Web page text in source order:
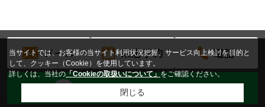
メール 来店予約 電話
トークからお問い合わせする
当サイトでは、お客様の当サイト利用状況把握、サービス向上検討を目的と
して、クッキー（Cookie）を使用しています。
詳しくは、当社の「Cookieの取扱いについて」をご確認ください。
閉じる